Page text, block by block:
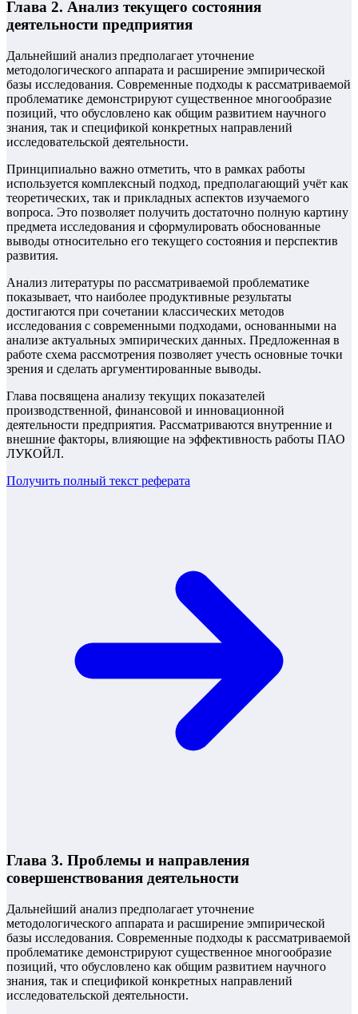
Глава 2. Анализ текущего состояния
деятельности предприятия
Дальнейший анализ предполагает уточнение
методологического аппарата и расширение эмпирической
базы исследования. Современные подходы к рассматриваемой
проблематике демонстрируют существенное многообразие
позиций, что обусловлено как общим развитием научного
знания, так и спецификой конкретных направлений
исследовательской деятельности.
Принципиально важно отметить, что в рамках работы
используется комплексный подход, предполагающий учёт как
теоретических, так и прикладных аспектов изучаемого
вопроса. Это позволяет получить достаточно полную картину
предмета исследования и сформулировать обоснованные
выводы относительно его текущего состояния и перспектив
развития.
Анализ литературы по рассматриваемой проблематике
показывает, что наиболее продуктивные результаты
достигаются при сочетании классических методов
исследования с современными подходами, основанными на
анализе актуальных эмпирических данных. Предложенная в
работе схема рассмотрения позволяет учесть основные точки
зрения и сделать аргументированные выводы.
Глава посвящена анализу текущих показателей
производственной, финансовой и инновационной
деятельности предприятия. Рассматриваются внутренние и
внешние факторы, влияющие на эффективность работы ПАО
ЛУКОЙЛ.
Получить полный текст реферата
Глава 3. Проблемы и направления
совершенствования деятельности
Дальнейший анализ предполагает уточнение
методологического аппарата и расширение эмпирической
базы исследования. Современные подходы к рассматриваемой
проблематике демонстрируют существенное многообразие
позиций, что обусловлено как общим развитием научного
знания, так и спецификой конкретных направлений
исследовательской деятельности.